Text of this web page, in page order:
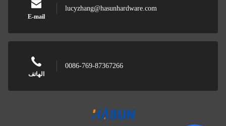
E-mail
lucyzhang@hasunhardware.com
الهاتف
0086-769-87367266